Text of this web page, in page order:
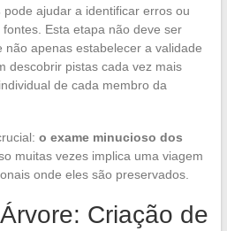
pode ajudar a identificar erros ou
Esta etapa não deve ser
não apenas estabelecer a validade
descobrir pistas cada vez mais
de cada membro da
o exame minucioso dos
muitas vezes implica uma viagem
onde eles são preservados.
Criação de